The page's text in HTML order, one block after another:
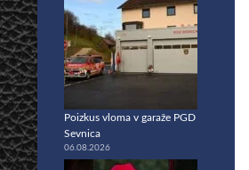
Poizkus vloma v garaže PGD
Sevnica
06.08.2026